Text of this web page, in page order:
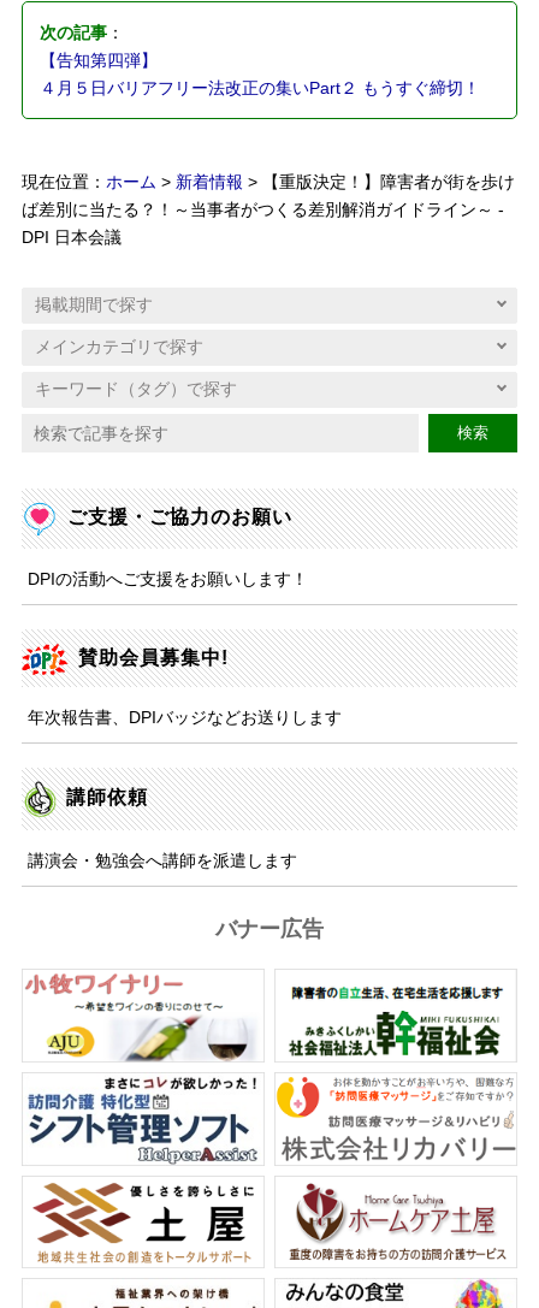
次の記事：
【告知第四弾】
​４月５日バリアフリー法改正の集いPart２ もうすぐ締切！
現在位置： ホーム > 新着情報 > 【重版決定！】障害者が街を歩け
ば差別に当たる？！～当事者がつくる差別解消ガイドライン～ -
DPI 日本会議
検索
ご支援・ご協力のお願い
DPIの活動へご支援をお願いします！
賛助会員募集中!
年次報告書、DPIバッジなどお送りします
講師依頼
講演会・勉強会へ講師を派遣します
バナー広告